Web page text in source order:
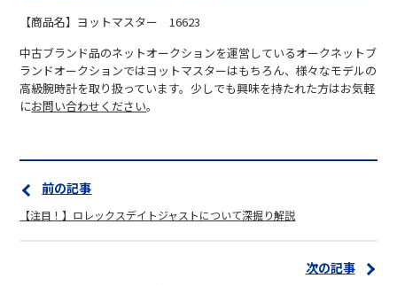
【商品名】ヨットマスター 16623
中古ブランド品のネットオークションを運営しているオークネットブ
ランドオークションではヨットマスターはもちろん、様々なモデルの
高級腕時計を取り扱っています。少しでも興味を持たれた方はお気軽
にお問い合わせください。
前の記事
【注目！】ロレックスデイトジャストについて深掘り解説
次の記事